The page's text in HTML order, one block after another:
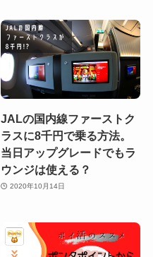
JALの国内線ファーストク
ラスに8千円で乗る方法。
当日アップグレードでもラ
ウンジは使える？
2020年10月14日